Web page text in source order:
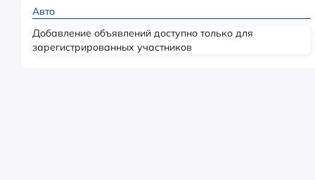
Авто
Добавление объявлений доступно только для
зарегистрированных участников